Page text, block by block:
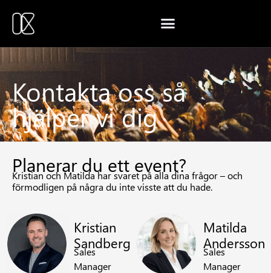
Kontakta oss så
hjälper vi dig
Planerar du ett event?
Kristian och Matilda har svaret på alla dina frågor – och
förmodligen på några du inte visste att du hade.
Kristian
Sandberg
Sales
Manager
Matilda
Andersson
Sales
Manager